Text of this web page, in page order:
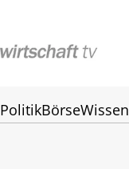
PolitikBörseWissen